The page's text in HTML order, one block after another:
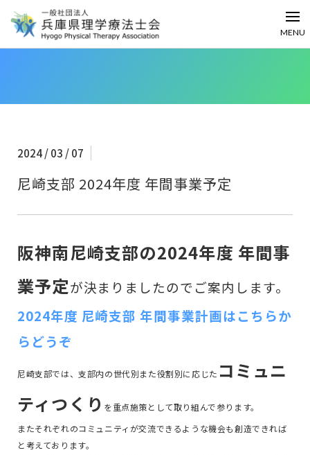
MENU
2024 / 03 / 07
尼崎支部 2024年度 年間事業予定
阪神南尼崎支部の2024年度 年間事
業予定が決まりましたのでご案内します。
2024年度 尼崎支部 年間事業計画はこちらか
らどうぞ
尼崎支部では、支部内の世代別また役割別に応じた コミュニ
ティつくり を重点施策として取り組んで参ります。
またそれぞれのコミュニティが交流できるような機会も創造できれば
と考えております。